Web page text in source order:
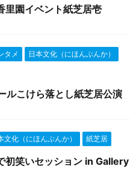
里園イベント紙芝居壱
タメ
日本文化（にほんぶんか）
ルこけら落とし紙芝居公演
文化（にほんぶんか） 紙芝居
初笑いセッション in Gallery